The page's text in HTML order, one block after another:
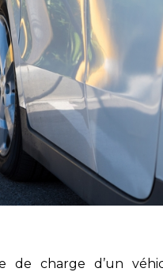
de charge d’un